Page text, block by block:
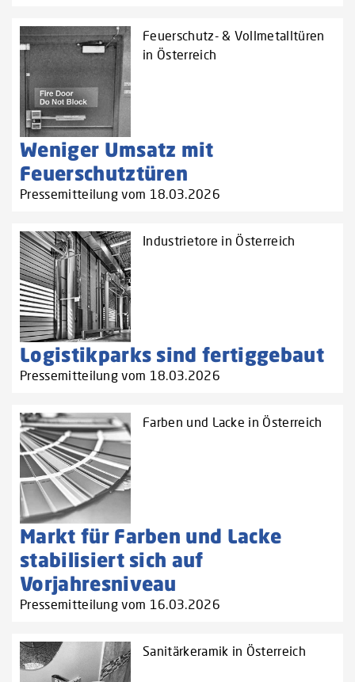
Feuerschutz- & Vollmetalltüren
in Österreich
Weniger Umsatz mit
Feuerschutztüren
Pressemitteilung vom 18.03.2026
Industrietore in Österreich
Logistikparks sind fertiggebaut
Pressemitteilung vom 18.03.2026
Farben und Lacke in Österreich
Markt für Farben und Lacke
stabilisiert sich auf
Vorjahresniveau
Pressemitteilung vom 16.03.2026
Sanitärkeramik in Österreich